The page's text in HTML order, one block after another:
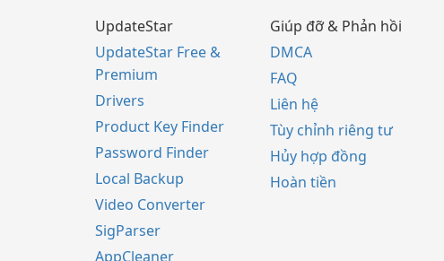
UpdateStar
UpdateStar Free &
Premium
Drivers
Product Key Finder
Password Finder
Local Backup
Video Converter
SigParser
AppCleaner
Giúp đỡ & Phản hồi
DMCA
FAQ
Liên hệ
Tùy chỉnh riêng tư
Hủy hợp đồng
Hoàn tiền